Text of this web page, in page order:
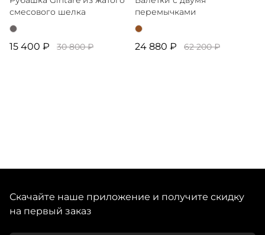
смесового шелка
15 400 ₽ 30 800 ₽
перемычками
24 880 ₽ 62 200 ₽
Скачайте наше приложение и получите скидку
на первый заказ